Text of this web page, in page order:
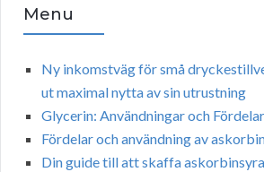
Menu
Ny inkomstväg för små
ut maximal nytta av sin utrustning
Glycerin: Användningar och Fördelar
Fördelar och användning av
Din guide till att skaffa